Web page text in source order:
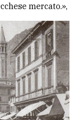
mercato.»,